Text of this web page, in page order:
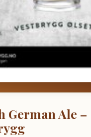
German Ale –